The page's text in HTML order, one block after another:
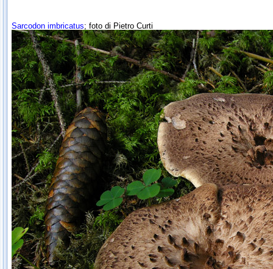
Sarcodon imbricatus; foto di Pietro Curti